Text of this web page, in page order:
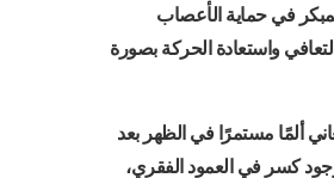
في حماية الأعصاب
واستعادة الحركة بصورة
ألمًا مستمرًا في الظهر بعد
كسر في العمود الفقري،